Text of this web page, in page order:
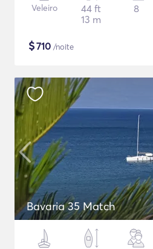
Veleiro
44 ft
13 m
8
$710 /noite
Bavaria 35 Match